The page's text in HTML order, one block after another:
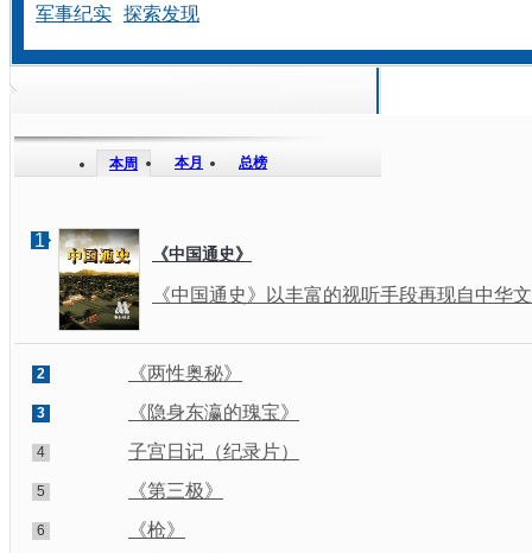
军事纪实 探索发现
本周 本月 总榜
1
《中国通史》
《中国通史》以丰富的视听手段再现自中华
2 《两性奥秘》
3 《隐身东瀛的瑰宝》
4 子宫日记（纪录片）
5 《第三极》
6 《枪》